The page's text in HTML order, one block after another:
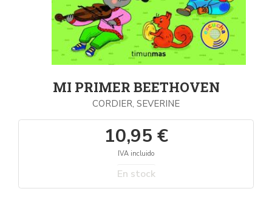
MI PRIMER BEETHOVEN
CORDIER, SEVERINE
10,95 €
IVA incluido
En stock